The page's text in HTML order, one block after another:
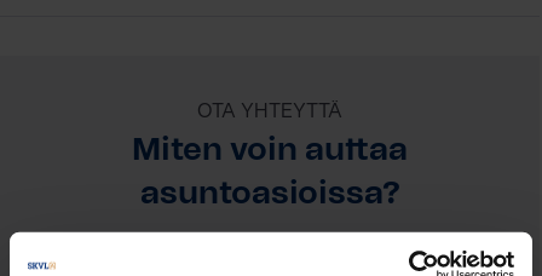
OTA YHTEYTTÄ
Miten voin auttaa
asuntoasioissa?
Jätä yhteystietosi, niin otan yhteyttä